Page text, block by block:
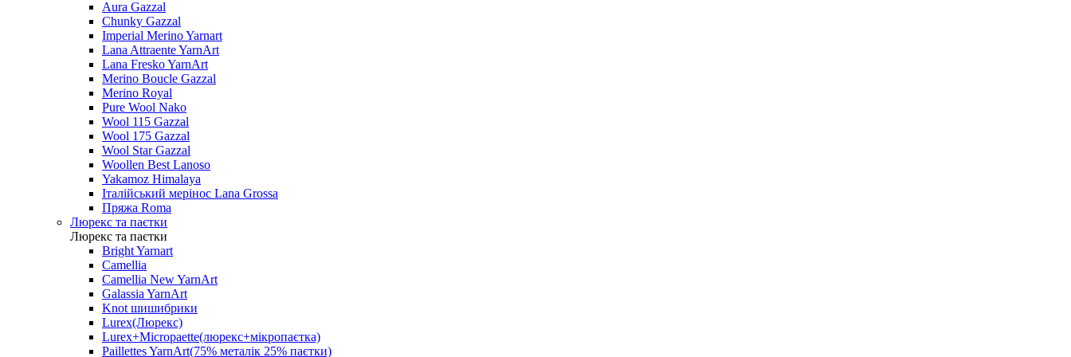
Aura Gazzal
Chunky Gazzal
Imperial Merino Yarnart
Lana Attraente YarnArt
Lana Fresko YarnArt
Merino Boucle Gazzal
Merino Royal
Pure Wool Nako
Wool 115 Gazzal
Wool 175 Gazzal
Wool Star Gazzal
Woollen Best Lanoso
Yakamoz Himalaya
Італійський мерінос Lana Grossa
Пряжа Roma
Люрекс та паєтки
Люрекс та паєтки
Bright Yarnart
Camellia
Camellia New YarnArt
Galassia YarnArt
Knot шишибрики
Lurex(Люрекс)
Lurex+Micropaette(люрекс+мікропаєтка)
Paillettes YarnArt(75% металік 25% паєтки)